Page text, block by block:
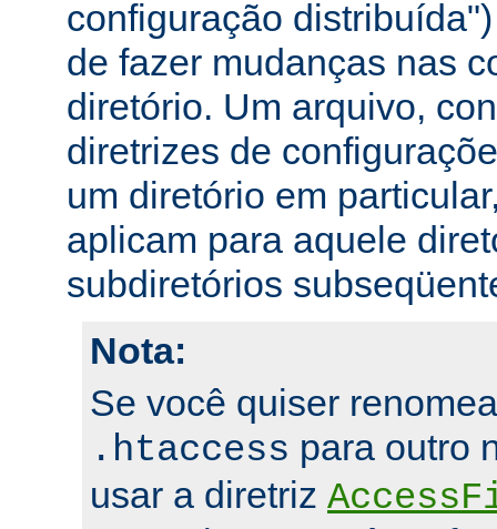
configuração
de fazer mudanças nas
diretório. Um arquivo,
diretrizes de
um diretório em
aplicam para aquele
subdiretórios
Nota:
Se você quiser
.htaccess para outro
usar a diretriz